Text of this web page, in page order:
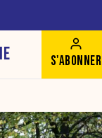
S'ABONNER